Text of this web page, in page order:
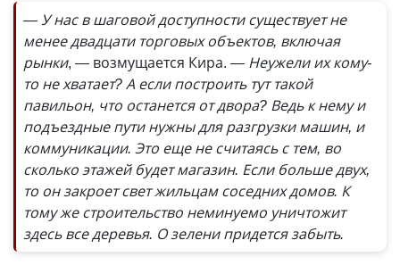
— У нас в шаговой доступности существует не
менее двадцати торговых объектов, включая
рынки, — возмущается Кира. — Неужели их кому-
то не хватает? А если построить тут такой
павильон, что останется от двора? Ведь к нему и
подъездные пути нужны для разгрузки машин, и
коммуникации. Это еще не считаясь с тем, во
сколько этажей будет магазин. Если больше двух,
то он закроет свет жильцам соседних домов. К
тому же строительство неминуемо уничтожит
здесь все деревья. О зелени придется забыть.